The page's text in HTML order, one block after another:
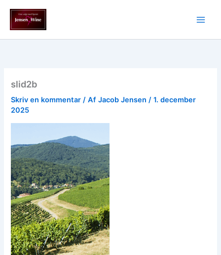
indholdet
slid2b
Skriv en kommentar / AfJacob Jensen/1. december
2025